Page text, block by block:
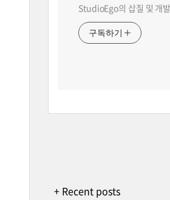
StudioEgo의 삽질 및 개
구독하기
+ Recent posts